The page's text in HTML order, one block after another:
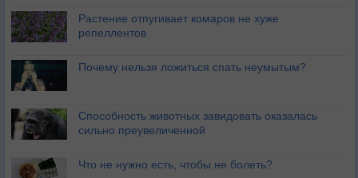
Растение отпугивает комаров не хуже
репеллентов
Почему нельзя ложиться спать неумытым?
Способность животных завидовать оказалась
сильно преувеличенной
Что не нужно есть, чтобы не болеть?